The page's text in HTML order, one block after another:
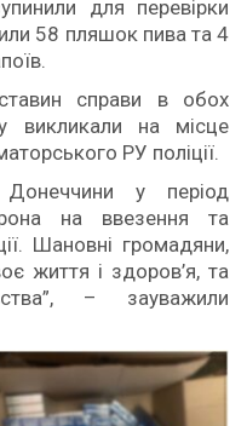
для перевірки
58 пляшок пива та 4
справи в обох
викликали на місце
РУ поліції.
Донеччини у період
на ввезення та
Шановні громадяни,
життя і здоров’я, та
– зауважили